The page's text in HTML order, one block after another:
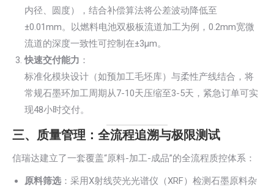
内径、圆度），结合补偿算法将公差波动降低至
±0.01mm。以燃料电池双极板流道加工为例，0.2mm宽微
流道的深度一致性可控制在±3μm。
快速交付能力 ：
标准化模块设计（如预加工毛坯库）与柔性产线结合，将
常规石墨环加工周期从7-10天压缩至3-5天，紧急订单可实
现48小时交付。
三、质量管理：全流程追溯与极限测试
信瑞达建立了一套覆盖“原料-加工-成品”的全流程质控体系：
原料筛选 ：采用X射线荧光光谱仪（XRF）检测石墨原料杂